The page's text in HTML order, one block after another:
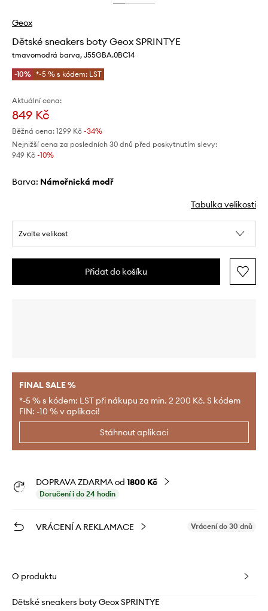
Geox
Dětské sneakers boty Geox SPRINTYE
tmavomodrá barva, J55GBA.0BC14
-10% *-5 % s kódem: LST
Aktuální cena:
849 Kč
Běžná cena: 1299 Kč -34%
Nejnižší cena za posledních 30 dnů před poskytnutím slevy:
949 Kč -10%
Barva: námořnická modř
Tabulka velikosti
Zvolte velikost
Přidat do košíku
FINAL SALE %
*-5 % s kódem: LST při nákupu za min. 2 200 Kč. S kódem
FIN: -10 % v aplikaci!
Stáhnout aplikaci
DOPRAVA ZDARMA od 1800 Kč
Doručení i do 24 hodin
VRÁCENÍ A REKLAMACE Vrácení do 30 dnů
O produktu
Dětské sneakers boty Geox SPRINTYE